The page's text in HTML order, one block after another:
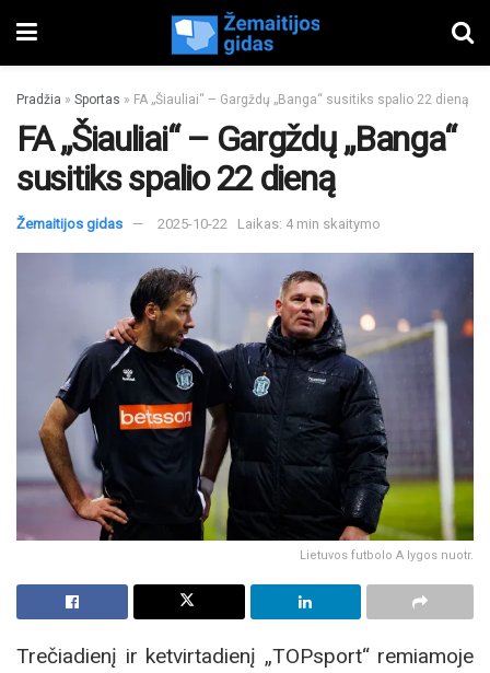
Pradžia » Sportas » FA „Šiauliai“ – Gargždų „Banga“ susitiks spalio 22 dieną
FA „Šiauliai“ – Gargždų „Banga“
susitiks spalio 22 dieną
Žemaitijos gidas 2025-10-22 Laikas: 4 min skaitymo
Lietuvos futbolo A lygos nuotr.
Trečiadienį ir ketvirtadienį „TOPsport“ remiamoje